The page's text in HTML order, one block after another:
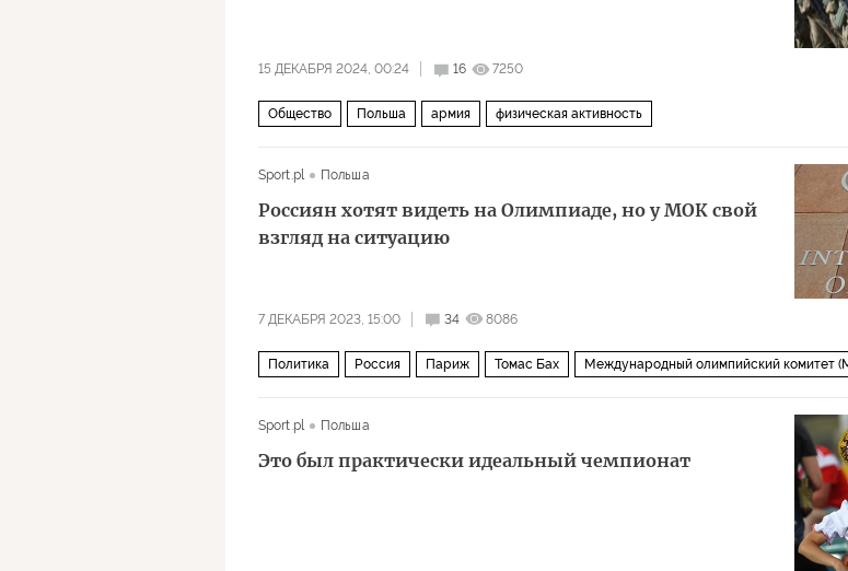
15 ДЕКАБРЯ 2024, 00:24 16 7250
Общество Польша армия физическая активность
Sport.pl Польша
Россиян хотят видеть на Олимпиаде, но у МОК свой
взгляд на ситуацию
7 ДЕКАБРЯ 2023, 15:00 34 8086
Политика Россия Париж Томас Бах Международный олимпийский комитет
Sport.pl Польша
Это был практически идеальный чемпионат